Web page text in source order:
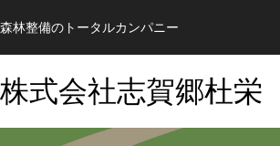
森林整備のトータルカンパニー
株式会社志賀郷杜栄